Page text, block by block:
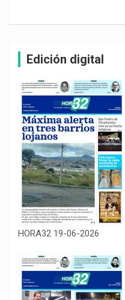
Edición digital
HORA32 19-06-2026